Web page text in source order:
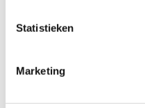
Statistieken
Marketing
LACOSTE SLIM FIT
€110,00€85,00